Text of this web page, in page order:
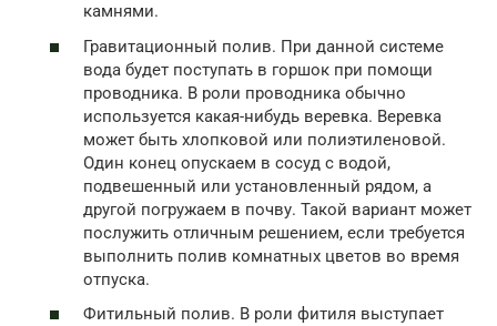
камнями.
Гравитационный полив. При данной системе
вода будет поступать в горшок при помощи
проводника. В роли проводника обычно
используется какая-нибудь веревка. Веревка
может быть хлопковой или полиэтиленовой.
Один конец опускаем в сосуд с водой,
подвешенный или установленный рядом, а
другой погружаем в почву. Такой вариант может
послужить отличным решением, если требуется
выполнить полив комнатных цветов во время
отпуска.
Фитильный полив. В роли фитиля выступает